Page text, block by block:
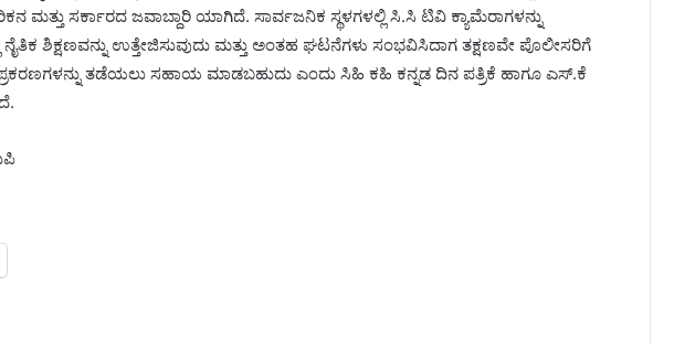
ಮತ್ತು ಸರ್ಕಾರದ ಜವಾಬ್ದಾರಿ ಯಾಗಿದೆ. ಸಾರ್ವಜನಿಕ ಸ್ಥಳಗಳಲ್ಲಿ ಸಿ.ಸಿ ಟಿವಿ ಕ್ಯಾಮೆರಾಗಳನ್ನು
ಶಿಕ್ಷಣವನ್ನು ಉತ್ತೇಜಿಸುವುದು ಮತ್ತು ಅಂತಹ ಘಟನೆಗಳು ಸಂಭವಿಸಿದಾಗ ತಕ್ಷಣವೇ ಪೊಲೀಸರಿಗೆ
ತಡೆಯಲು ಸಹಾಯ ಮಾಡಬಹುದು ಎಂದು ಸಿಹಿ ಕಹಿ ಕನ್ನಡ ದಿನ ಪತ್ರಿಕೆ ಹಾಗೂ ಎಸ್.ಕೆ